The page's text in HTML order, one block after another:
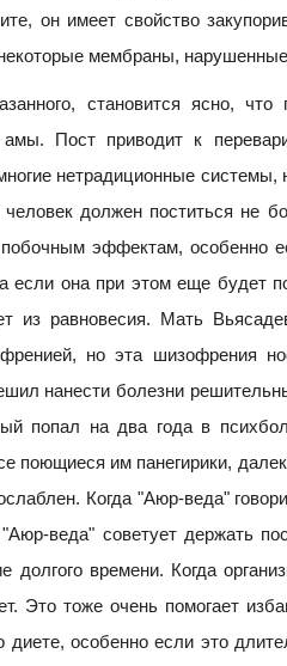
он имеет свойство
мембраны,
становится ясно,
амы. Пост приводит к
нетрадиционные
должен поститься не
эффектам, особенно
если она при этом еще будет
из равновесия. Мать
но эта шизофрения
нанести болезни
попал на два года в
поющиеся им панегирики,
Когда "Аюр-веда"
веда" советует держать
долгого времени. Когда
Это тоже очень помогает
диете, особенно если это